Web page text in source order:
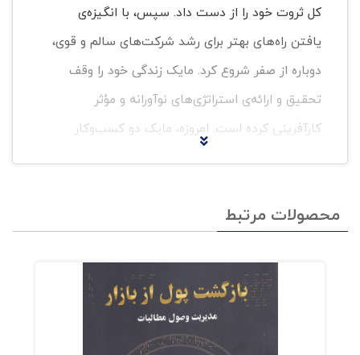
کل ثروت خود را از دست داد. سپس، با انگیزه‌ی
یافتن راه‌های بهتر برای رشد شرکت‌های سالم و قوی،
دوباره از صفر شروع کرد. مایک زندگی خود را وقف
تحقیق و ارائه‌ی استراتژی‌های نوآورانه و مؤثر
کارآفرینی کرده است. امروزه، مایک دو کسب‌وکار
ستون‌نویس سابق کسب‌وکارهای کوچک در
MSNBC است. مایک یک سخنران محبوب در
موضوعات نوآورانه کارآفرینی است؛ همچنین
به‌عنوان سخنران مهمان در برنامه‌های کارآفرینی
محصولات مرتبط